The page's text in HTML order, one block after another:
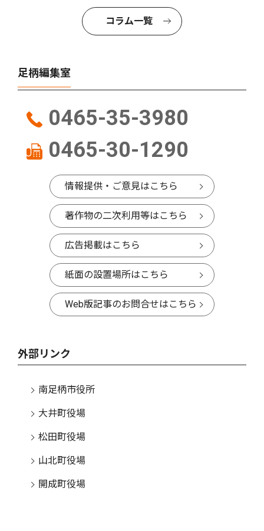
コラム一覧
足柄編集室
0465-35-3980
0465-30-1290
情報提供・ご意見はこちら
著作物の二次利用等はこちら
広告掲載はこちら
紙面の設置場所はこちら
Web版記事のお問合せはこちら
外部リンク
南足柄市役所
大井町役場
松田町役場
山北町役場
開成町役場